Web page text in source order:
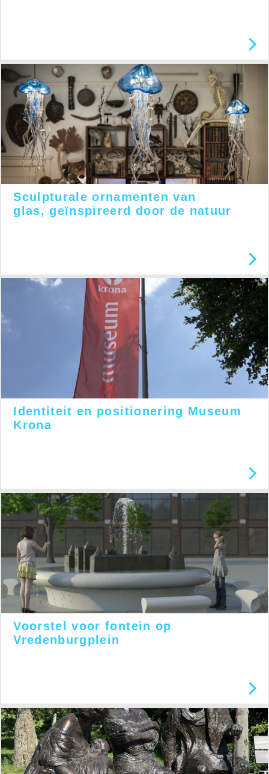
Sculpturale ornamenten van
glas, geïnspireerd door de natuur
Identiteit en positionering Museum
Krona
Voorstel voor fontein op
Vredenburgplein